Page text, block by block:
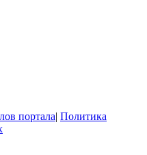
портала| Политика